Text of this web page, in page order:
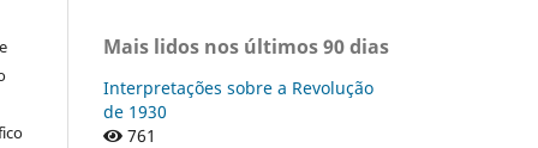
Mais lidos nos últimos 90 dias
Interpretações sobre a Revolução
de 1930
761